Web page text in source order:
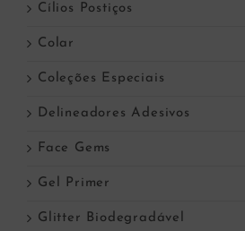
Cílios Postiços
Colar
Coleções Especiais
Delineadores Adesivos
Face Gems
Gel Primer
Glitter Biodegradável